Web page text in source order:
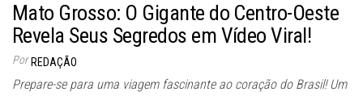
Mato Grosso: O Gigante do Centro-Oeste
Revela Seus Segredos em Vídeo Viral!
Por REDAÇÃO
Prepare-se para uma viagem fascinante ao coração do Brasil! Um